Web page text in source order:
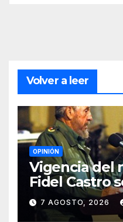
Volver a leer
OPINIÓN
Vigencia del
Fidel Castro
del liderazgo
Por Jorge
7 AGOSTO, 2026